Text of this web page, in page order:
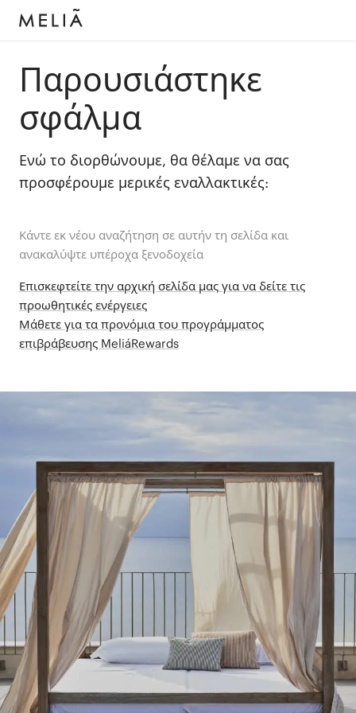
Παρουσιάστηκε
σφάλμα
Ενώ το διορθώνουμε, θα θέλαμε να σας
προσφέρουμε μερικές εναλλακτικές:
Κάντε εκ νέου αναζήτηση σε αυτήν τη σελίδα και
ανακαλύψτε υπέροχα ξενοδοχεία
Επισκεφτείτε την αρχική σελίδα μας για να δείτε τις
προωθητικές ενέργειες
Μάθετε για τα προνόμια του προγράμματος
επιβράβευσης MeliáRewards